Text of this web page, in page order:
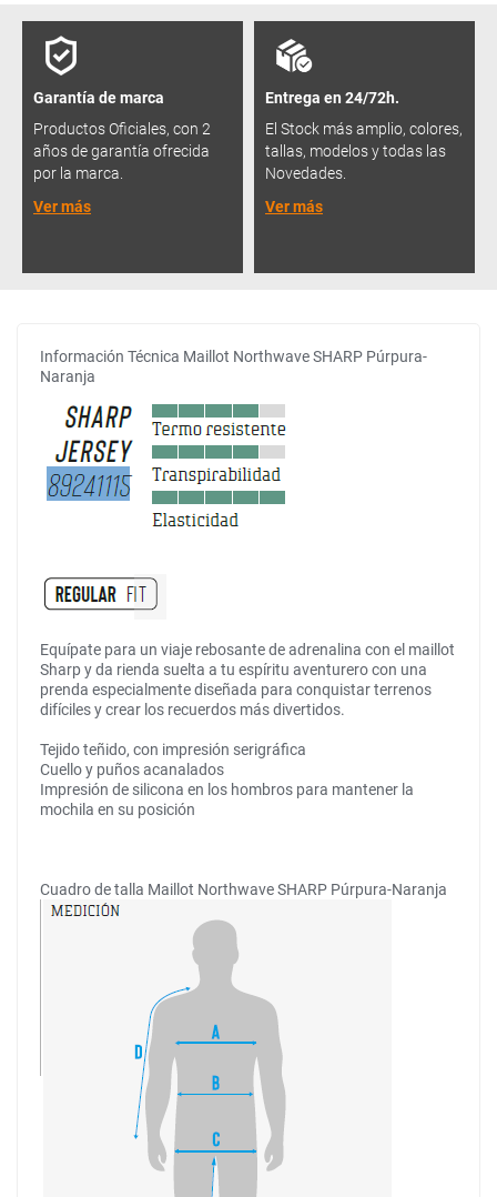
Garantía de marca
Productos Oficiales, con 2
años de garantía ofrecida
por la marca.
Ver más
Entrega en 24/72h.
El Stock más amplio, colores,
tallas, modelos y todas las
Novedades.
Ver más
Información Técnica Maillot Northwave SHARP Púrpura-
Naranja
Equípate para un viaje rebosante de adrenalina con el maillot
Sharp y da rienda suelta a tu espíritu aventurero con una
prenda especialmente diseñada para conquistar terrenos
difíciles y crear los recuerdos más divertidos.
Tejido teñido, con impresión serigráfica
Cuello y puños acanalados
Impresión de silicona en los hombros para mantener la
mochila en su posición
Cuadro de talla Maillot Northwave SHARP Púrpura-Naranja